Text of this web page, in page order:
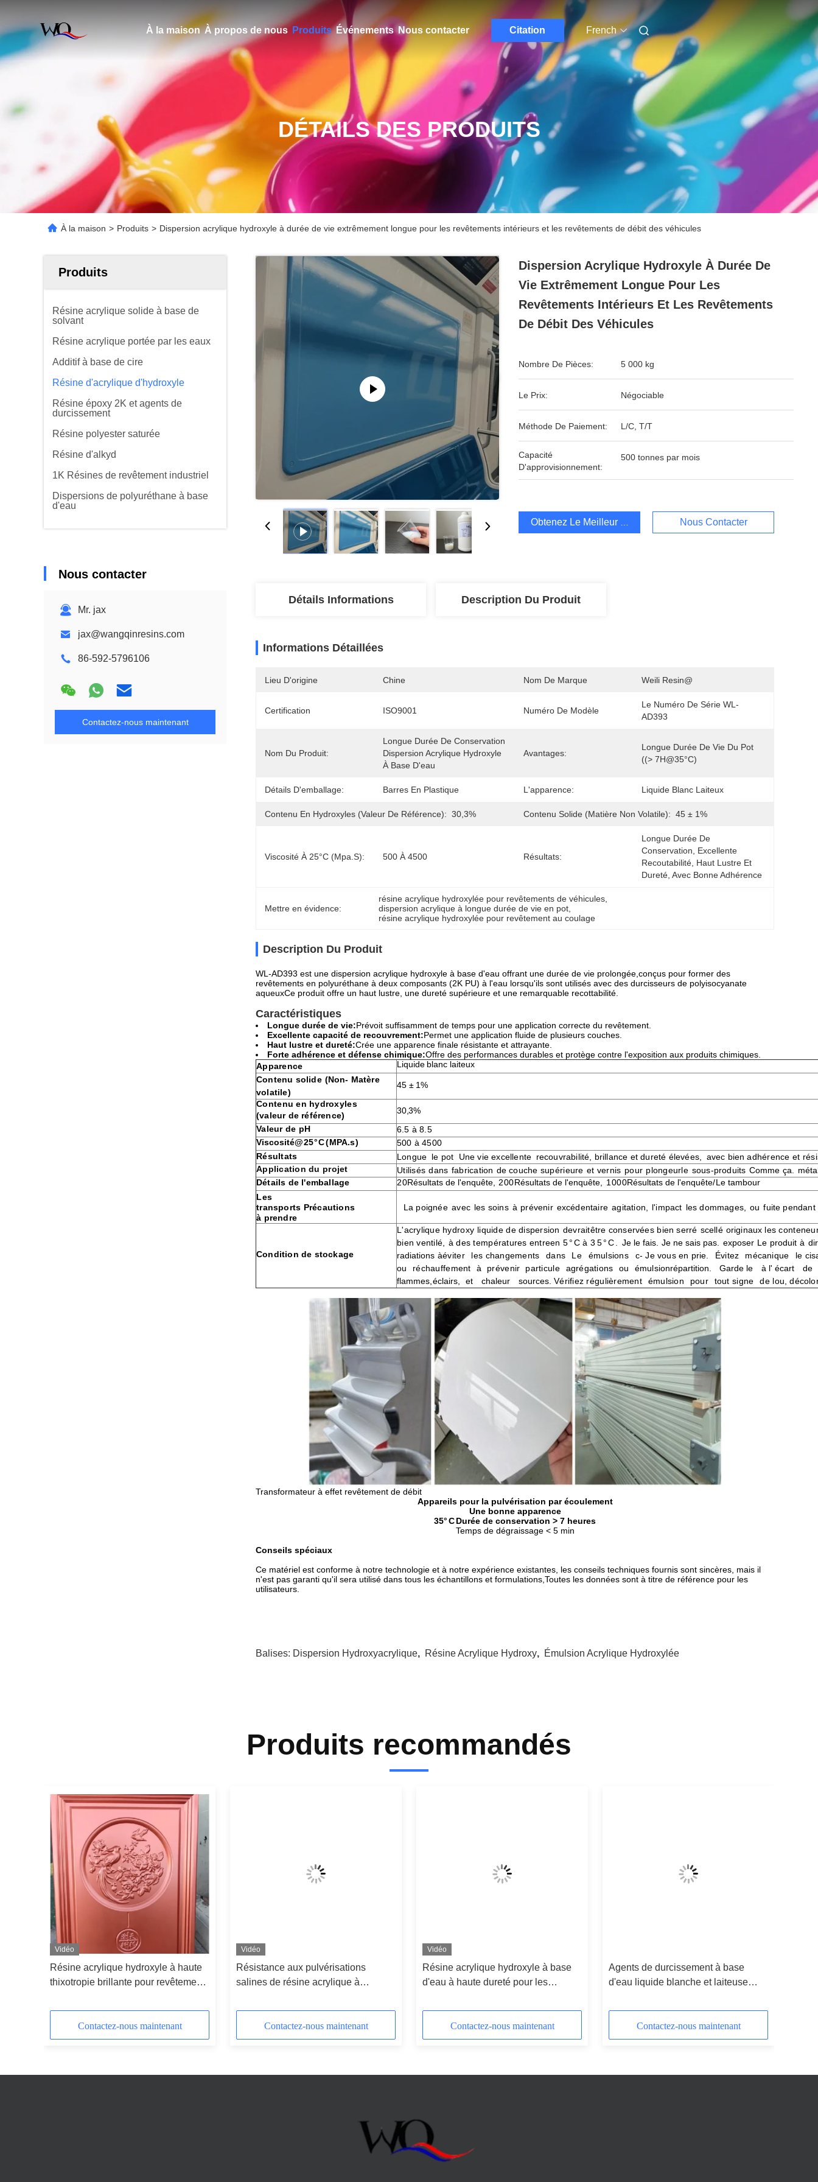
À la maison À propos de nous Produits Événements Nous contacter Citation French
DÉTAILS DES PRODUITS
À la maison > Produits > Dispersion acrylique hydroxyle à durée de vie extrêmement longue pour les revêtements intérieurs et les revêtements de débit des véhicules
Produits
Résine acrylique solide à base de
solvant
Résine acrylique portée par les eaux
Additif à base de cire
Résine d'acrylique d'hydroxyle
Résine époxy 2K et agents de
durcissement
Résine polyester saturée
Résine d'alkyd
1K Résines de revêtement industriel
Dispersions de polyuréthane à base
d'eau
Nous contacter
Mr. jax
jax@wangqinresins.com
86-592-5796106
Contactez-nous maintenant
Dispersion Acrylique Hydroxyle À Durée De
Vie Extrêmement Longue Pour Les
Revêtements Intérieurs Et Les Revêtements
De Débit Des Véhicules
Nombre De Pièces: 5 000 kg
Le Prix: Négociable
Méthode De Paiement: L/C, T/T
Capacité
D'approvisionnement:
500 tonnes par mois
Obtenez Le Meilleur Prix Nous Contacter
Détails Informations Description Du Produit
Informations Détaillées
Lieu D'origine Chine Nom De Marque Weili Resin@
Certification ISO9001 Numéro De Modèle
Le Numéro De Série WL-
AD393
Nom Du Produit:
Longue Durée De Conservation
Dispersion Acrylique Hydroxyle
À Base D'eau
Avantages:
Longue Durée De Vie Du Pot
((> 7H@35°C)
Détails D'emballage: Barres En Plastique L'apparence: Liquide Blanc Laiteux
Contenu En Hydroxyles (valeur De Référence): 30,3% Contenu Solide (matière Non Volatile): 45 ± 1%
Viscosité À 25°C (mpa.s): 500 À 4500 Résultats:
Longue Durée De
Conservation, Excellente
Recoutabilité, Haut Lustre Et
Mettre en évidence:
résine acrylique hydroxylée pour revêtements de véhicules
dispersion acrylique à longue durée de vie en pot
résine acrylique hydroxylée pour revêtement au coulage
Description Du Produit
WL-AD393 est une dispersion acrylique hydroxyle à base d'eau offrant une durée de vie prolongée,conçus pour former des
revêtements en polyuréthane à deux composants (2K PU) à l'eau lorsqu'ils sont utilisés avec des durcisseurs de polyisocyanate
aqueuxCe produit offre un haut lustre, une dureté supérieure et une remarquable recottabilité.
Caractéristiques
Longue durée de vie:Prévoit suffisamment de temps pour une application correcte du revêtement.
Excellente capacité de recouvrement:Permet une application fluide de plusieurs couches.
Haut lustre et dureté:Crée une apparence finale résistante et attrayante.
Forte adhérence et défense chimique:Offre des performances durables et protège contre l'exposition aux produits chimiques.
Apparence
Liquide blanc laiteux
Contenu solide (Non- Matère
volatile)
45 ± 1%
Contenu en hydroxyles
(valeur de référence)
30,3%
Valeur de pH
6.5 à 8.5
Viscosité@25°C(MPA.s)
500 à 4500
Résultats
Longue le pot Une vie excellente recouvrabilité, brillance et dureté élevées, avec bien adhérence et
Application du projet
Utilisés dans fabrication de couche supérieure et vernis pour plongeurle sous-produits Comme ça.
Détails de l'emballage
20Résultats de l'enquête , 200Résultats de l'enquête, 1000Résultats de l'enquête/Le tambour
Les
transports Précautions
à prendre
La poignée avec les soins à prévenir excédentaire agitation, l'impact les dommages, ou fuite pendant
Condition de stockage
L'acrylique hydroxy liquide de dispersion devraitêtre conservées bien serré scellé originaux les
bien ventilé,
à des températures entreen 5°C à 35°C Je le fais. Je ne sais pas. exposer Le produit à
radiations àéviter les changements dans Le émulsions c- Je vous en prie. Évitez mécanique
le
ou
réchauffement à prévenir particule agrégations ou émulsionrépartition Garde le à l' écart
de
flammes éclairs, et chaleur sources. Vérifiez régulièrement émulsion pour tout signe de lou,
Transformateur à effet revêtement de débit
Appareils pour la pulvérisation par écoulement
Une bonne apparence
35°CDurée de conservation > 7 heures
Temps de dégraissage < 5 min
Conseils spéciaux
Ce matériel est conforme à notre technologie et à notre expérience existantes, les conseils techniques fournis sont sincères, mais il
n'est pas garanti qu'il sera utilisé dans tous les échantillons et formulations,Toutes les données sont à titre de référence pour les
utilisateurs.
Balises: Dispersion Hydroxyacrylique, Résine Acrylique Hydroxy, Émulsion Acrylique Hydroxylée
Produits recommandés
Vidéo
Résine acrylique hydroxyle à haute
thixotropie brillante pour revêtements
Contactez-nous maintenant
Vidéo
Résistance aux pulvérisations
salines de résine acrylique à
revêtements de matériel
Contactez-nous maintenant
Vidéo
Résine acrylique hydroxyle à base
d'eau à haute dureté pour les
Contactez-nous maintenant
Agents de durcissement à base
d'eau liquide blanche et laiteuse
haute température
Contactez-nous maintenant